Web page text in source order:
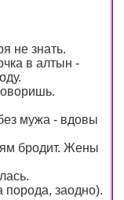
не знать.
в алтын -
мужа - вдовы
бродит. Жены
заодно).